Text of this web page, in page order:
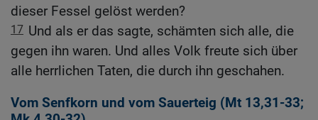
dieser Fessel gelöst werden?
17 Und als er das sagte, schämten sich alle, die
gegen ihn waren. Und alles Volk freute sich über
alle herrlichen Taten, die durch ihn geschahen.
Vom Senfkorn und vom Sauerteig (Mt 13,31-33;